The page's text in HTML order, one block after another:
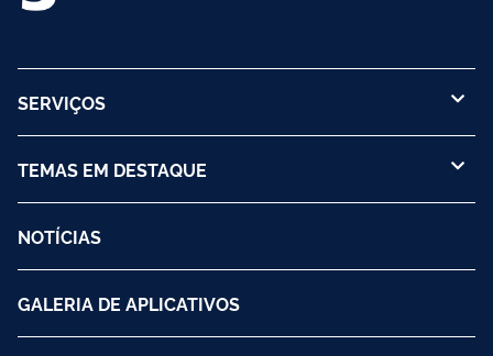
SERVIÇOS
TEMAS EM DESTAQUE
NOTÍCIAS
GALERIA DE APLICATIVOS